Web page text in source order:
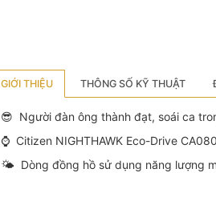
GIỚI THIỆU THÔNG SỐ KỸ THUẬT
😎 Người đàn ông thành đạt, soái ca
⌚️ Citizen NIGHTHAWK Eco-Drive
🌤 Dòng đồng hồ sử dụng năng lượng